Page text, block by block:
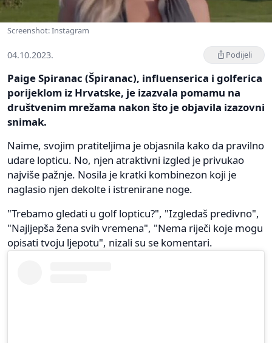
Screenshot: Instagram
04.10.2023. Podijeli
Paige Spiranac (Špiranac), influenserica i golferica
porijeklom iz Hrvatske, je izazvala pomamu na
društvenim mrežama nakon što je objavila izazovni
snimak.
Naime, svojim pratiteljima je objasnila kako da pravilno
udare lopticu. No, njen atraktivni izgled je privukao
najviše pažnje. Nosila je kratki kombinezon koji je
naglasio njen dekolte i istrenirane noge.
"Trebamo gledati u golf lopticu?", "Izgledaš predivno",
"Najljepša žena svih vremena", "Nema riječi koje mogu
opisati tvoju ljepotu", nizali su se komentari.